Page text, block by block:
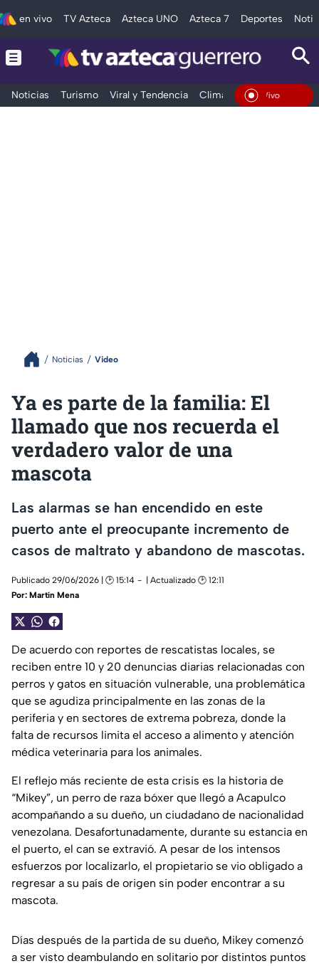
en vivo TV Azteca Azteca UNO Azteca 7 Deportes
Noticias Turismo Viral y Tendencia Clima Deportes
En Vivo
Noticias Video
Ya es parte de la familia: El
llamado que nos recuerda el
verdadero valor de una
mascota
Las alarmas se han encendido en este
puerto ante el preocupante incremento de
casos de maltrato y abandono de mascotas.
Publicado 29/06/2026 | 🕑 15:14
| Actualizado 🕑 12:11
Por: Martín Mena
De acuerdo con reportes de rescatistas locales, se
reciben entre 10 y 20 denuncias diarias relacionadas con
perros y gatos en situación vulnerable, una problemática
que se agudiza principalmente en las zonas de la
periferia y en sectores de extrema pobreza, donde la
falta de recursos limita el acceso a alimento y atención
médica veterinaria para los animales.
El reflejo más reciente de esta crisis es la historia de
“Mikey”, un perro de raza bóxer que llegó a Acapulco
acompañando a su dueño, un ciudadano de nacionalidad
venezolana. Desafortunadamente, durante su estancia en
el puerto, el can se extravió. A pesar de los intensos
esfuerzos por localizarlo, el propietario se vio obligado a
regresar a su país de origen sin poder encontrar a su
mascota.
Días después de la partida de su dueño, Mikey comenzó
a ser visto deambulando en solitario por distintos puntos